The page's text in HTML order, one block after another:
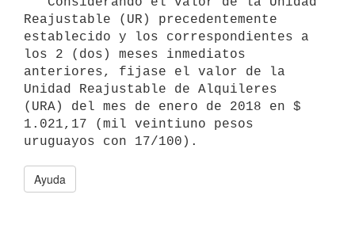
Reajustable (UR) precedentemente
establecido y los correspondientes a
los 2 (dos) meses inmediatos
anteriores, fijase el valor de la
Unidad Reajustable de Alquileres
(URA) del mes de enero de 2018 en $
1.021,17 (mil veintiuno pesos
Ayuda